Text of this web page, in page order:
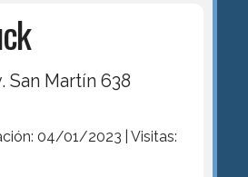
San Martín 638
04/01/2023 | Visitas: